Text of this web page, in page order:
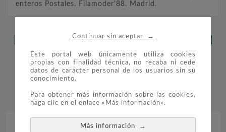
Continuar sin aceptar →
Este portal web únicamente utiliza cookies
propias con finalidad técnica, no recaba ni cede
datos de carácter personal de los usuarios sin su
conocimiento.
Para obtener más información sobre las cookies,
haga clic en el enlace «Más información».
Más información →
enteros Postales. Filamoder'88. Madrid.
LOS CLIENTES QUE ADQUIRIERON
ESTE PRODUCTO TAMBIÉN
COMPRARON:
 